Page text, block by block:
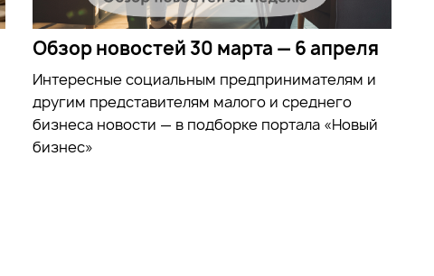
Обзор новостей 30 марта — 6 апреля
Интересные социальным предпринимателям и
другим представителям малого и среднего
бизнеса новости — в подборке портала «Новый
бизнес»